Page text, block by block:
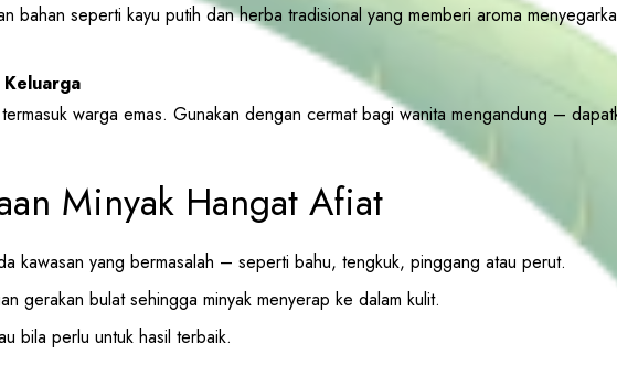
bahan seperti kayu putih dan herba tradisional yang memberi aroma
Keluarga
warga emas. Gunakan dengan cermat bagi wanita mengandung –
Minyak Hangat Afiat
kawasan yang bermasalah – seperti bahu, tengkuk, pinggang atau perut.
gerakan bulat sehingga minyak menyerap ke dalam kulit.
bila perlu untuk hasil terbaik.